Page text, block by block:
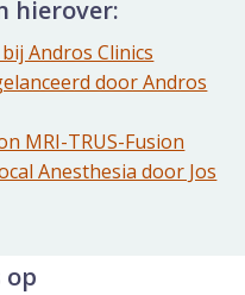
hierover:
Andros Clinics
door Andros
MRI-TRUS-Fusion
Anesthesia door Jos
op